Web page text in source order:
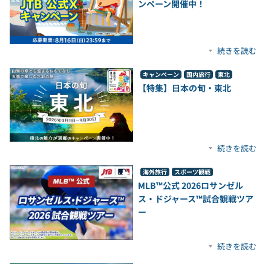
ンペーン開催中！
続きを読む
キャンペーン 国内旅行 東北
【特集】日本の旬・東北
続きを読む
海外旅行 スポーツ観戦
MLB™公式 2026ロサンゼル
ス・ドジャース™試合観戦ツア
ー
続きを読む